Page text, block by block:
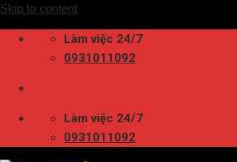
Skip to content
Làm việc 24/7
0931011092
Làm việc 24/7
0931011092